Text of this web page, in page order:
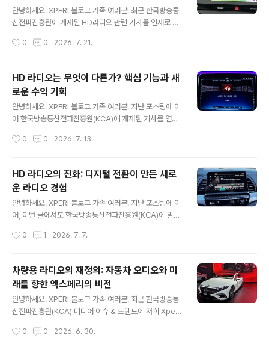
음이 될 것으로 기대됩니다.BYD, 차량용 미디어 플랫폼으
로 DTS AutoStage™ 독점 채택 기사를 소개해드립니다.
역하여 발췌한 내용입니다. "BYD가 DTS 오토스테이지
안녕하세요. XPERI 블로그 가족 여러분! 최근 한국방송통
신전파진흥원에 게재된 HD라디오 관련 기사를 연재로 소
핵심 기능과 '라디오의 스크린화(Screenifying)'가 가져
질과 풍부한 시각 정보를 제공하는 데 그치지 않고, 방송사
에 새로운 비즈니스 기회를 제공하며 미래 방송 환경의 기
반을 마련하고 있습데요. 이번 포스팅에서는 HD 라디오가
창출하는 수익 모델과 미래 활용 가능성, 그리고 이를 바탕
으로 진화하고 있는 엑스페리(Xperi)의 커넥티드 차량 솔
라디오는 원래 음질 향상을 목적으로 개발된 기술입니다.
0 0 2026. 7. 21.
HD 라디오는 무엇이 다른가? 핵심 기능과 새
로운 수익 기회
안녕하세요. XPERI 블로그 가족 여러분! 지난 포스팅에 이
어 한국방송통신전파진흥원(KCA)에 게재된 기사를 연재
기술의 등장 배경과 미국 시장에서의 확산 현황을 살펴보
비교해 실제로 무엇이 다를까요? HD 라디오는 단순히 음
질을 개선하는 기술을 넘어, 추가 채널 운영, 데이터 서비스
제공, 시각 콘텐츠 연동 등 다양한 기능을 제공합니다. 이러
한 기능은 청취자에게는 더욱 풍부한 라디오 경험을 제공
하고, 방송사에게는 새로운 수익 창출 기회를 열어주고 있
께, 방송 산업이 이를 어떻게 활용하고 있는지 살펴보겠습
0 0 2026. 7. 13.
HD 라디오의 진화: 디지털 전환이 만든 새로
운 라디오 경험
안녕하세요. XPERI 블로그 가족 여러분! 지난 포스팅에 이
어, 이번 글에서도 한국방송통신전파진흥원(KCA)에 발행
지털로 전환하는 차량 라디오 플랫폼을 위한 엑스페리(Xp
대해 다뤄보려 합니다. HD 라디오의 기원과 성장 2000년
대 초반 미국 방송 시장은 급격한 변화의 시기를 맞이하고
있었습니다. 특히 위성 라디오 서비스의 확산은 기존 지상
파 라디오 방송사들에게 새로운 경쟁 압력으로 작용했습니
다. 위성 라디오는 광고 없는 콘텐츠와 전국 단위 서비스 범
경 속에서 등장한 것이 바로 HD 라디오입니다. 2002년
0 1 2026. 7. 7.
차량용 라디오의 재정의: 자동차 오디오와 미
래를 향한 엑스페리의 비전
안녕하세요. XPERI 블로그 가족 여러분! 최근 한국방송통
신전파진흥원(KCA) 미디어 이슈 & 트렌드에 저희 Xperi
미디어 기술의 최신 동향과 Xperi가 제시하는 산업의 인사
0 0 2026. 6. 30.